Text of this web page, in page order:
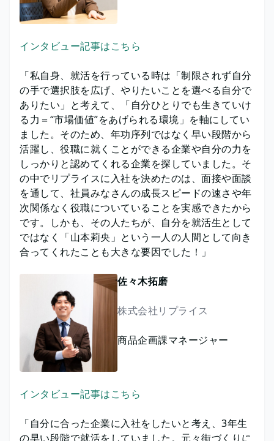
インタビュー記事はこちら
「私自身、就活を行っている時は「制限されず自分
の手で選択肢を広げ、やりたいことを選べる自分で
ありたい」と考えて、「自分ひとりでも生きていけ
る力＝“市場価値”をあげられる環境」を軸にしてい
ました。そのため、年功序列ではなく早い段階から
活躍し、役職に就くことができる企業や自分の力を
しっかりと認めてくれる企業を探していました。そ
の中でリプライスに入社を決めたのは、面接や面談
を通して、社員みなさんの成長スピードの速さや年
次関係なく役職についていることを実感できたから
です。しかも、その人たちが、自分を就活生として
ではなく「山本莉央」という一人の人間として向き
合ってくれたことも大きな要因でした！」
佐々木拓磨
株式会社リプライス
商品企画課マネージャー
インタビュー記事はこちら
「自分に合った企業に入社をしたいと考え、3年生
の早い段階で就活をしていました。元々街づくりに